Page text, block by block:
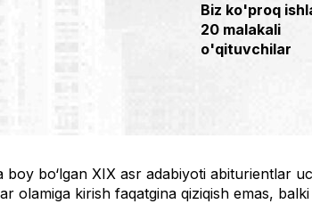
Biz ko'proq
20 malakali
o'qituvchilar
bo‘lgan XIX asr adabiyoti abiturientlar
olamiga kirish faqatgina qiziqish emas,